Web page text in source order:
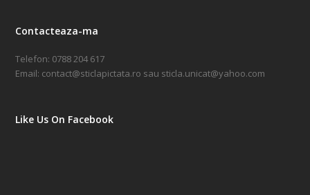
Contacteaza-ma
Telefon: 0788 204 617
Email: contact@sticlapictata.ro sau sticla.unicat@yahoo.com
Like Us On Facebook